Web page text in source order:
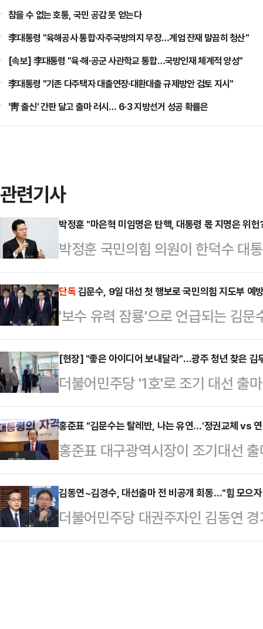
참을 수 없는 호통, 국민 공감 못 얻는다
李대통령 "육해공사 통합·자주국방의지 무장…계엄 잔재 말끔히 청산"
[속보] 李대통령 "육·해·공군 사관학교 통합…국방인재 체계적 양성"
李대통령 "기존 다주택자 대출연장·대환대출 규제방안 검토 지시"
'靑 출신' 간판 달고 출마 러시… 6·3 지방선거 성공 확률은
관련기사
박정훈 "마은혁 미임명은 탄핵, 대통령 몫 지명은 위
박정훈 국민의힘 의원이 한덕수 대
재판관 후보자 2인을 지명한 것은
민주당을 향해 "역시 민주당다운
페이스북에 한 권한대행이 오는 18
임으로 대통령 몫 헌법재판관 2인
한 기사를 게재하고 "이게 무슨 강
서 한 권한대행은 이날 오전 문형배
처장과 함상훈 서울고법 부장…
단독김문수, 9일 대선 첫 행보로 국민의힘 지도부 예
'보수 유력 잠룡'으로 언급되는 김
일 국민의힘 지도부 예방을 계획 중
닌 만큼, 입당 인사 차원인 것으로
리안과 통화에서 "내일(9일) 국민
일정을 계획 중인 만큼 구체적인 시
차를 밟으면서 권영세 비상대책위
사를 나누려는 취지로 해석된다.김
회의에서 사의…
[현장] "좋은 아이디어 보내달라"…광주 청년 찾은 김
더불어민주당 '1호'로 조기 대선 출
주 마지막 일정으로 청년내일센터
의원은 청년들을 만나 자신이 공약
야기를 주고 받으며 청년들의 어려
광주 청년내일센터를 방문했다. 지
과 만난 김 지사는 '청년자산제' 설
서, 어떻게 운영되는지 보고 싶었
년자산제'는…
홍준표 "김문수는 탈레반, 나는 유연…'정권교체 vs
홍준표 대구광역시장이 조기대선
간담회에서 자신의 정치적 유연성
와는 '정권연장 대 정권교체' 구도
임으로 승부를 보겠다고 선언했다.
을 앞두고 출입기자 간담회를 열어
김동연~김경수, 대선출마 전 비공개 회동…"힘 모으
더불어민주당 대권주자인 김동연
선 출마 선언을 앞두고 비공개로 회